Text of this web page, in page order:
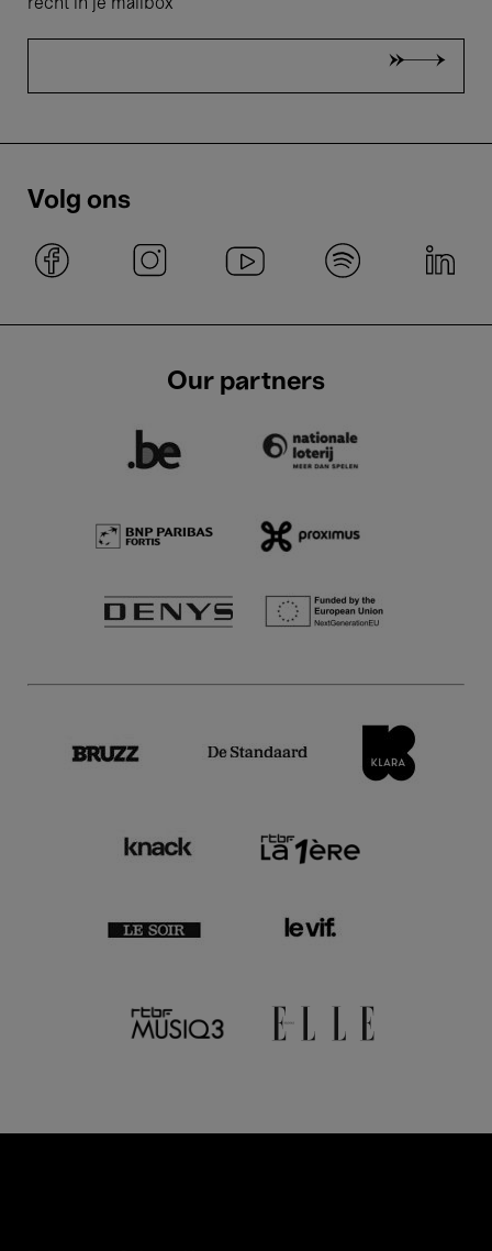
recht in je mailbox
Volg ons
Our partners